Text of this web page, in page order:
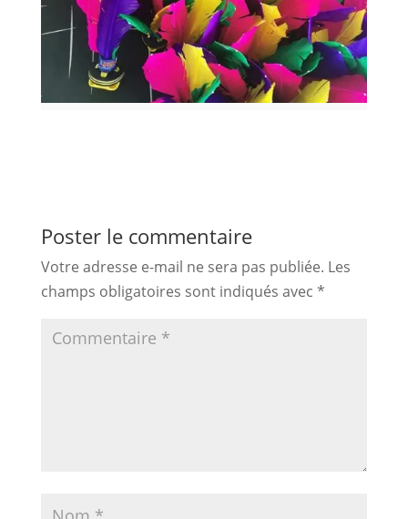
Poster le commentaire
Votre adresse e-mail ne sera pas publiée. Les
champs obligatoires sont indiqués avec *